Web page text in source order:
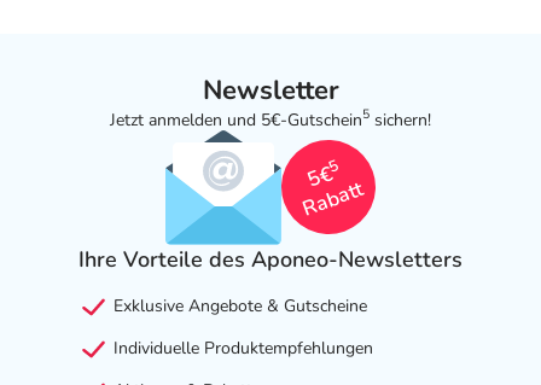
Newsletter
Jetzt anmelden und 5€-Gutschein5 sichern!
5€
5
Rabatt
Ihre Vorteile des Aponeo-Newsletters
Exklusive Angebote & Gutscheine
Individuelle Produktempfehlungen